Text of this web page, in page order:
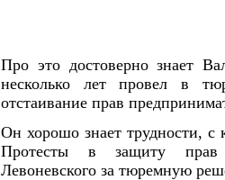
Про это достоверно знает
несколько лет провел в
отстаивание прав
Он хорошо знает трудности, с
Протесты в защиту прав
Левоневского за тюремную